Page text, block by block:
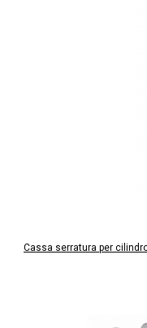
Cassa serratura per